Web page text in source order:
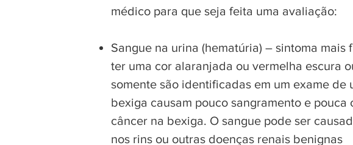
médico para que seja feita uma avaliação:
Sangue na urina (hematúria) – sintoma
ter uma cor alaranjada ou vermelha escura
somente são identificadas em um exame
bexiga causam pouco sangramento e
câncer na bexiga. O sangue pode ser
nos rins ou outras doenças renais benignas